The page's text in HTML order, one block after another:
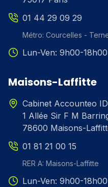
01 44 29 09 29
Métro: Courcelles -
Lun-Ven: 9h00-18h00
Maisons-Laffitte
Cabinet Accounteo
1 Allée Sir F M
78600 Maisons-
01 81 21 00 15
RER A: Maisons-Laffitte
Lun-Ven: 9h00-18h00